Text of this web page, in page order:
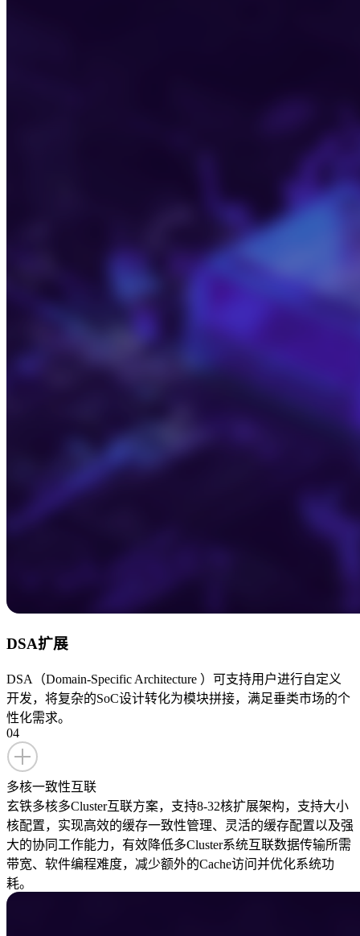
DSA扩展
DSA（Domain‑Specific Architecture ）可支持用户进行自定义
开发，将复杂的SoC设计转化为模块拼接，满足垂类市场的个
性化需求。
04
多核一致性互联
玄铁多核多Cluster互联方案，支持8-32核扩展架构，支持大小
核配置，实现高效的缓存一致性管理、灵活的缓存配置以及强
大的协同工作能力，有效降低多Cluster系统互联数据传输所需
带宽、软件编程难度，减少额外的Cache访问并优化系统功
耗。